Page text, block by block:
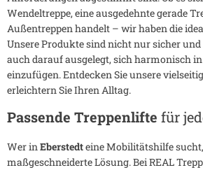
Wendeltreppe, eine ausgedehnte gerade
Außentreppen handelt – wir haben die
Unsere Produkte sind nicht nur sicher
auch darauf ausgelegt, sich harmonisch
einzufügen. Entdecken Sie unsere
erleichtern Sie Ihren Alltag.
Passende Treppenlifte für
Wer inEberstedteine Mobilitätshilfe
maßgeschneiderte Lösung. Bei REAL